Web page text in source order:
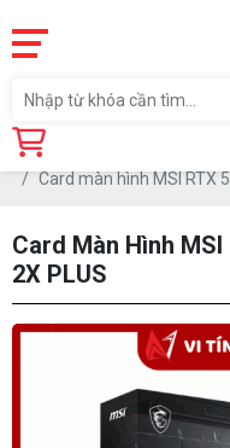
Trang chủ
Card màn hình MSI RTX
Card Màn Hình MSI
2X PLUS